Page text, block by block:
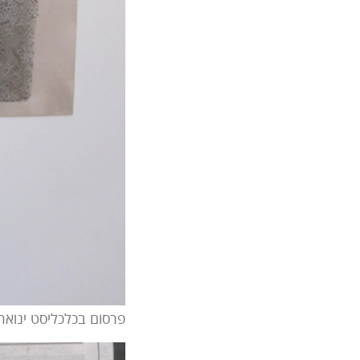
פרסום בכלכליסט ינואר